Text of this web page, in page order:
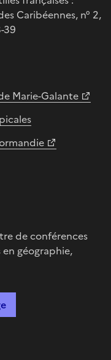
Caribéennes, n° 2,
39
Marie-Galante
de conférences
géographie,